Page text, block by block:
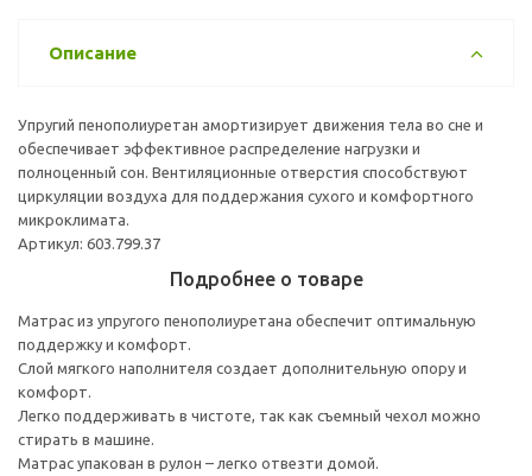
Описание
Упругий пенополиуретан амортизирует движения тела во сне и
обеспечивает эффективное распределение нагрузки и
полноценный сон. Вентиляционные отверстия способствуют
циркуляции воздуха для поддержания сухого и комфортного
микроклимата.
Артикул: 603.799.37
Подробнее о товаре
Матрас из упругого пенополиуретана обеспечит оптимальную
поддержку и комфорт.
Слой мягкого наполнителя создает дополнительную опору и
комфорт.
Легко поддерживать в чистоте, так как съемный чехол можно
стирать в машине.
Матрас упакован в рулон – легко отвезти домой.